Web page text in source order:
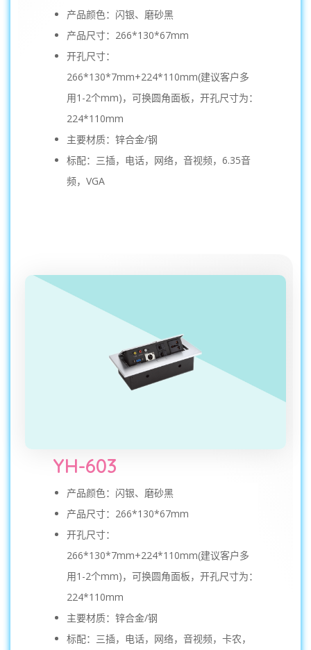
产品颜色：闪银、磨砂黑
产品尺寸：266*130*67mm
开孔尺寸：
266*130*7mm+224*110mm(建议客户多
用1-2个mm)，可换圆角面板，开孔尺寸为：
224*110mm
主要材质：锌合金/钢
标配：三插，电话，网络，音视频，6.35音
频，VGA
YH-603
产品颜色：闪银、磨砂黑
产品尺寸：266*130*67mm
开孔尺寸：
266*130*7mm+224*110mm(建议客户多
用1-2个mm)，可换圆角面板，开孔尺寸为：
224*110mm
主要材质：锌合金/钢
标配：三插，电话，网络，音视频，卡农，